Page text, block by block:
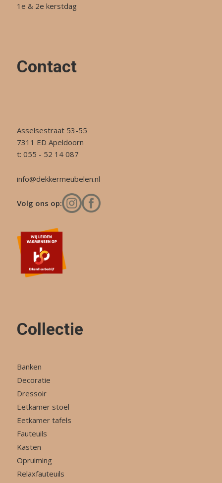
1e & 2e kerstdag
Contact
Asselsestraat 53-55
7311 ED Apeldoorn
t: 055 - 52 14 087
info@dekkermeubelen.nl
Volg ons op:
Collectie
Banken
Decoratie
Dressoir
Eetkamer stoel
Eetkamer tafels
Fauteuils
Kasten
Opruiming
Relaxfauteuils